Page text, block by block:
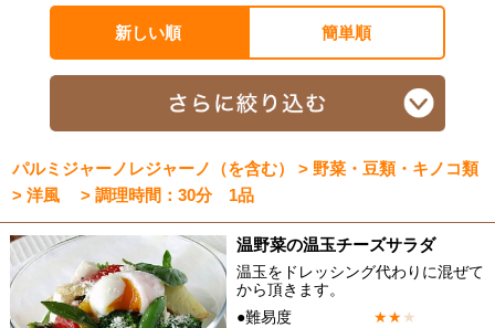
新しい順 簡単順
パルミジャーノレジャーノ（を含む） > 野菜・豆類・キノコ類
> 洋風 > 調理時間：30分 1品
温野菜の温玉チーズサラダ
温玉をドレッシング代わりに混ぜて
から頂きます。
●難易度
★★★